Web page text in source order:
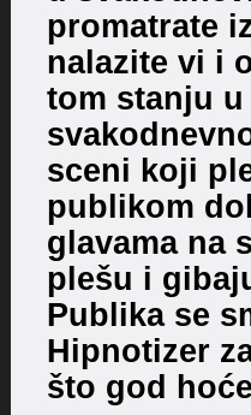
promatrate
nalazite vi i
tom stanju
sceni koji
publikom
glavama na
plešu i
Publika se
Hipnotizer
što god